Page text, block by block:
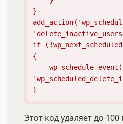
}
if
{
}
Этот код удаляет до